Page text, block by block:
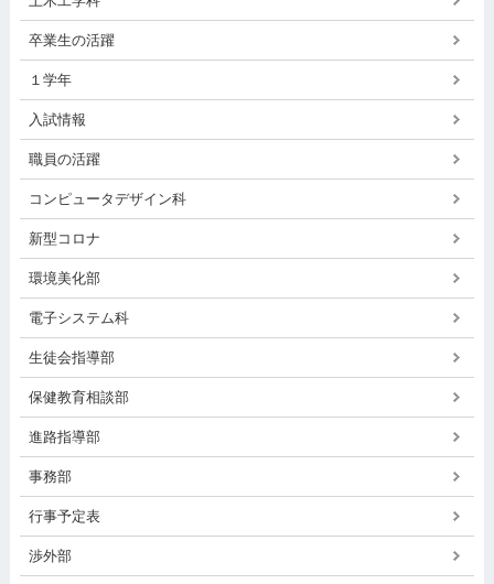
卒業生の活躍
１学年
入試情報
職員の活躍
コンピュータデザイン科
新型コロナ
環境美化部
電子システム科
生徒会指導部
保健教育相談部
進路指導部
事務部
行事予定表
渉外部